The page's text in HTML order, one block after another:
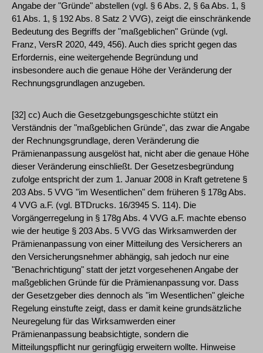
Angabe der "Gründe" abstellen (vgl. § 6 Abs. 2, § 6a Abs. 1, §
61 Abs. 1, § 192 Abs. 8 Satz 2 VVG), zeigt die einschränkende
Bedeutung des Begriffs der "maßgeblichen" Gründe (vgl.
Franz, VersR 2020, 449, 456). Auch dies spricht gegen das
Erfordernis, eine weitergehende Begründung und
insbesondere auch die genaue Höhe der Veränderung der
Rechnungsgrundlagen anzugeben.
[32] cc) Auch die Gesetzgebungsgeschichte stützt ein
Verständnis der "maßgeblichen Gründe", das zwar die Angabe
der Rechnungsgrundlage, deren Veränderung die
Prämienanpassung ausgelöst hat, nicht aber die genaue Höhe
dieser Veränderung einschließt. Der Gesetzesbegründung
zufolge entspricht der zum 1. Januar 2008 in Kraft getretene §
203 Abs. 5 VVG "im Wesentlichen" dem früheren § 178g Abs.
4 VVG a.F. (vgl. BT­Drucks. 16/3945 S. 114). Die
Vorgängerregelung in § 178g Abs. 4 VVG a.F. machte ebenso
wie der heutige § 203 Abs. 5 VVG das Wirksamwerden der
Prämienanpassung von einer Mitteilung des Versicherers an
den Versicherungsnehmer abhängig, sah jedoch nur eine
"Benachrichtigung" statt der jetzt vorgesehenen Angabe der
maßgeblichen Gründe für die Prämienanpassung vor. Dass
der Gesetzgeber dies dennoch als "im Wesentlichen" gleiche
Regelung einstufte zeigt, dass er damit keine grundsätzliche
Neuregelung für das Wirksamwerden einer
Prämienanpassung beabsichtigte, sondern die
Mitteilungspflicht nur geringfügig erweitern wollte. Hinweise